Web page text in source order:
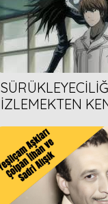
İZLEMEKTEN
ÖNERİMİZ